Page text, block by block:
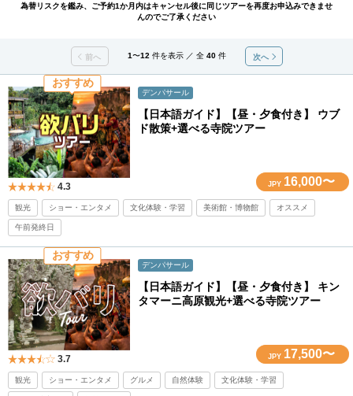
為替リスクを鑑み、ご予約1か月内はキャンセル後に同じツアーを再度お申込みできませ
んのでご了承ください
前へ 1〜12 件を表示 ／ 全 40件 次へ
おすすめ
4.3
デンパサール
【日本語ガイド】【昼・夕食付き】 ウブ
ド散策+選べる寺院ツアー
JPY 16,000〜
観光 ショー・エンタメ 文化体験・学習 美術館・博物館 オススメ
午前発終日
おすすめ
3.7
デンパサール
【日本語ガイド】【昼・夕食付き】 キン
タマーニ高原観光+選べる寺院ツアー
JPY 17,500〜
観光 ショー・エンタメ グルメ 自然体験 文化体験・学習